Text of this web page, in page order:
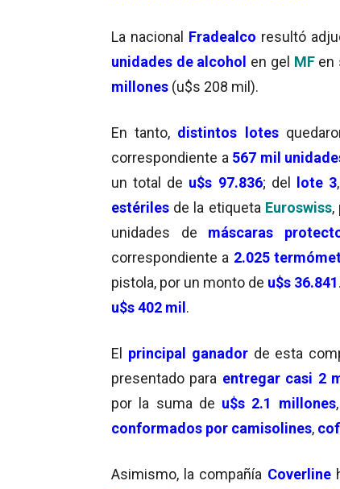
La nacional Fradealco resultó
unidades de alcohol en gel MFen
millones (u$s 208 mil).
En tanto, distintos lotes
correspondiente a 567 mil
un total de u$s 97.836; del lote 3
estériles de la etiqueta Euroswiss,
unidades de máscaras
correspondiente a 2.025
pistola, por un monto de u$s 36.841
u$s 402 mil.
El principal ganadorde esta
presentado para entregar casi 2
por la suma de u$s 2.1 millones
conformados por camisolines,
Asimismo, la compañía Coverline